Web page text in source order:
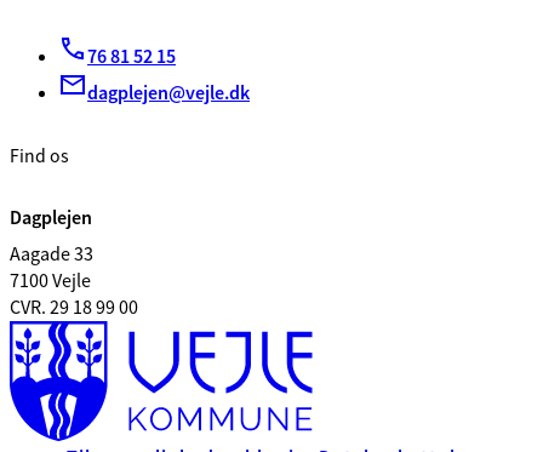
76 81 52 15
dagplejen@vejle.dk
Find os
Dagplejen
Aagade 33
7100 Vejle
CVR. 29 18 99 00